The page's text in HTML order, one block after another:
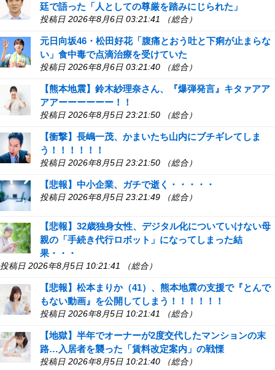
廷で語った「人としての尊厳を踏みにじられた」
投稿日 2026年8月6日 03:21:41 （総合）
元日向坂46・松田好花「腹痛とおう吐と下痢が止まらな
い」食中毒で点滴治療を受けていた
投稿日 2026年8月6日 03:21:40 （総合）
【熊本地震】鈴木紗理奈さん、『爆弾発言』キタァアア
アアーーーーーー！！
投稿日 2026年8月5日 23:21:50 （総合）
【衝撃】長嶋一茂、かまいたち山内にブチギレてしま
う！！！！！！
投稿日 2026年8月5日 23:21:50 （総合）
【悲報】中小企業、ガチで逝く・・・・・
投稿日 2026年8月5日 23:21:49 （総合）
【悲報】32歳独身女性、デジタル化についていけない母
親の「手続き代行ロボット」になってしまった結
果・・・
投稿日 2026年8月5日 10:21:41 （総合）
【悲報】松本まりか（41）、熊本地震の支援で『とんで
もない動画』を公開してしまう！！！！！！
投稿日 2026年8月5日 10:21:41 （総合）
【地獄】半年でオーナーが2度交代したマンションの末
路…入居者を襲った「賃料改定案内」の戦慄
投稿日 2026年8月5日 10:21:40 （総合）